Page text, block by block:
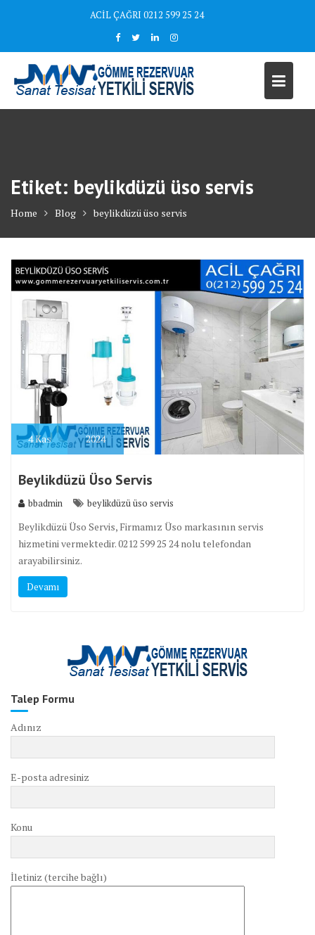
ACİL ÇAĞRI 0212 599 25 24
Etiket: beylikdüzü üso servis
Home Blog beylikdüzü üso servis
4Kas 2024
Beylikdüzü Üso Servis
bbadmin beylikdüzü üso servis
Beylikdüzü Üso Servis, Firmamız Üso markasının servis
hizmetini vermektedir. 0212 599 25 24 nolu telefondan
arayabilirsiniz.
Devamı
Talep Formu
Adınız
E-posta adresiniz
Konu
İletiniz (tercihe bağlı)